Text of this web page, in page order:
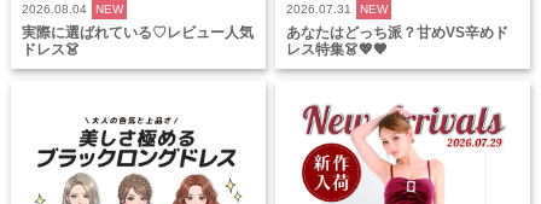
2026.08.04 NEW
実際に選ばれている♡レビュー人気
ドレス👗
2026.07.31 NEW
あなたはどっち派？甘めVS辛めド
レス特集👗💖🖤